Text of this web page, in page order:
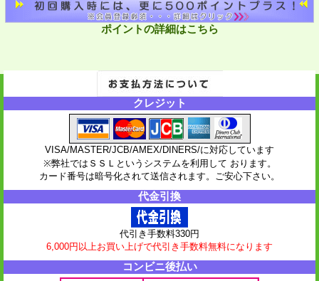
ポイントの詳細はこちら
クレジット
VISA/MASTER/JCB/AMEX/DINERS/に対応しています
※弊社ではＳＳＬというシステムを利用して おります。
カード番号は暗号化されて送信されます。ご安心下さい。
代金引換
代引き手数料330円
6,000円以上お買い上げで代引き手数料無料になります
コンビニ後払い